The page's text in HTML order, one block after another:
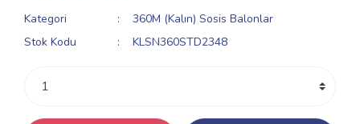
Kategori
360M (Kalın) Sosis Balonlar
Stok Kodu
KLSN360STD2348